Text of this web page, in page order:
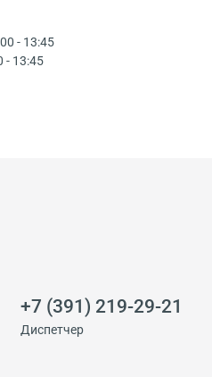
- 13:45
- 13:45
+7 (391) 219-29-21
Диспетчер